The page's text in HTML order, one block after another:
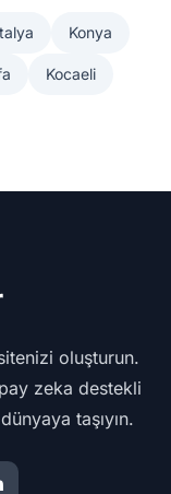
Konya
Kocaeli
oluşturun.
zeka destekli
taşıyın.